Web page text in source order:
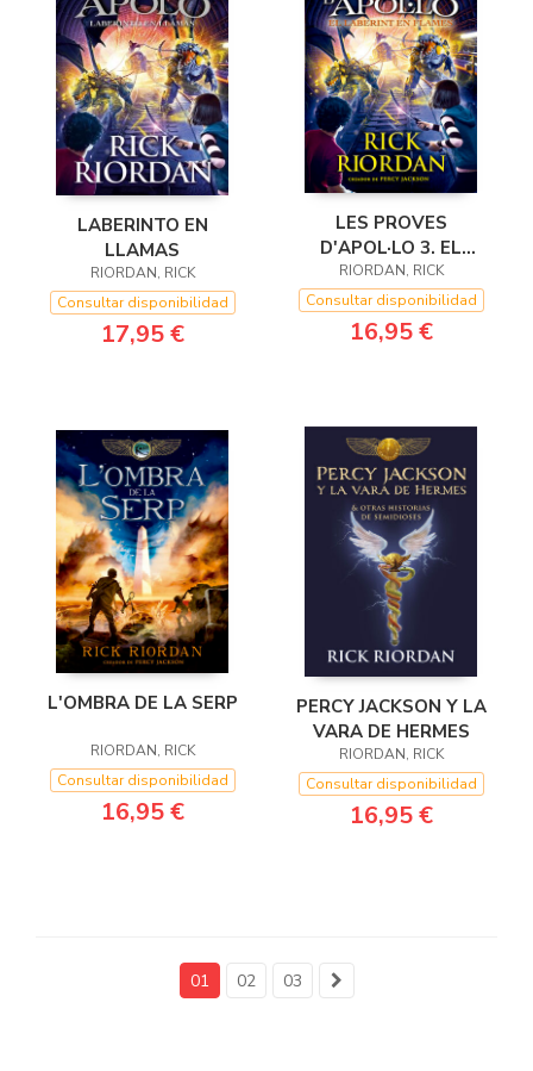
LABERINTO EN
LLAMAS
RIORDAN, RICK
Consultar disponibilidad
17,95 €
LES PROVES
D'APOL·LO 3. EL
LABERINT EN FLAMES
RIORDAN, RICK
Consultar disponibilidad
16,95 €
L'OMBRA DE LA SERP
RIORDAN, RICK
Consultar disponibilidad
16,95 €
PERCY JACKSON Y LA
VARA DE HERMES
RIORDAN, RICK
Consultar disponibilidad
16,95 €
01 02 03